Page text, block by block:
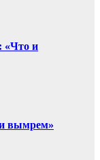
«Что и
вымрем»